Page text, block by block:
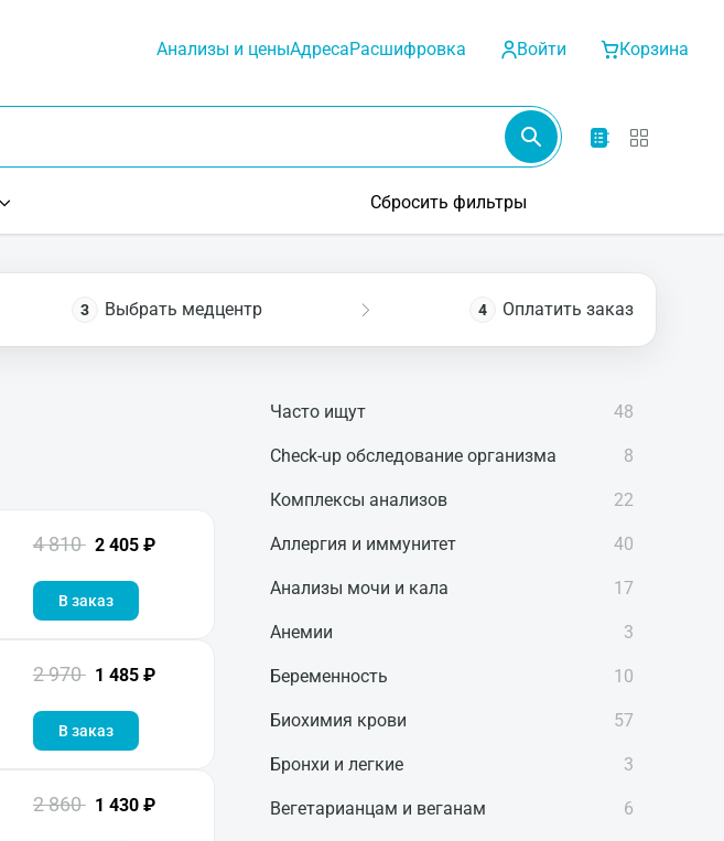
Анализы и ценыАдресаРасшифровка Войти Корзина
Сбросить фильтры
3 Выбрать медцентр 4 Оплатить заказ
4 810 2 405 ₽
В заказ
2 970 1 485 ₽
В заказ
2 860 1 430 ₽
Часто ищут 48
Check-up обследование организма 8
Комплексы анализов 22
Аллергия и иммунитет 40
Анализы мочи и кала 17
Анемии 3
Беременность 10
Биохимия крови 57
Бронхи и легкие 3
Вегетарианцам и веганам 6